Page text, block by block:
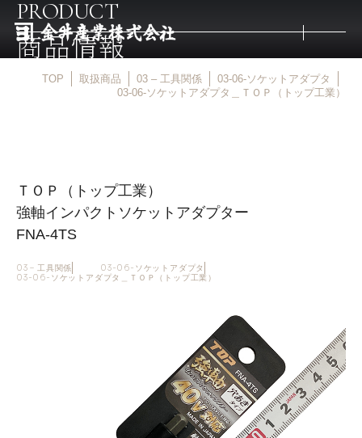
取扱メーカー
PRODUCT
商品情報
TOP 取扱商品 03 – 工具関係
03-06-ソケットアダプタ
03-06-ソケットアダプタ＿ＴＯＰ（トップ工業）
ＴＯＰ（トップ工業）
強軸インパクトソケットアダプター
FNA-4TS
03 – 工具関係
03-06-ソケットアダプタ
03-06-ソケットアダプタ＿ＴＯＰ（トップ工業）